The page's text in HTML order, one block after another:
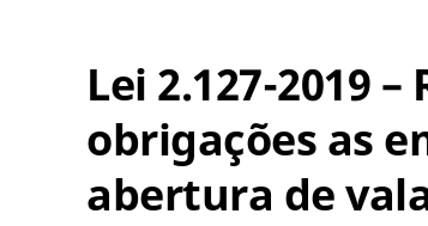
Lei 2.127-2019
obrigações as
abertura de